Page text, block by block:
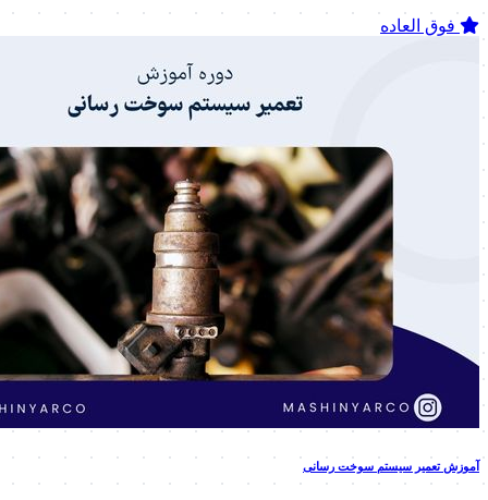
فوق العاده
آموزش تعمیر سیستم سوخت رسانی